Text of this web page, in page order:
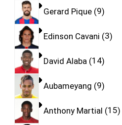
Gerard Pique 9
Edinson Cavani 3
David Alaba 14
Aubameyang 9
Anthony Martial 15